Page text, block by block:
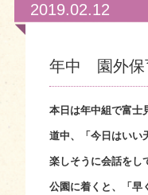
2019.02.12
年中 園外保
本日は年中組で富士
道中、「今日はいい
楽しそうに会話をし
公園に着くと、「早